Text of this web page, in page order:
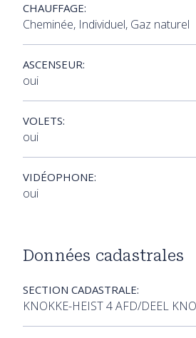
CHAUFFAGE:
Cheminée, Individuel, Gaz naturel
ASCENSEUR:
oui
VOLETS:
oui
VIDÉOPHONE:
oui
Données cadastrales
SECTION CADASTRALE:
KNOKKE-HEIST 4 AFD/DEEL